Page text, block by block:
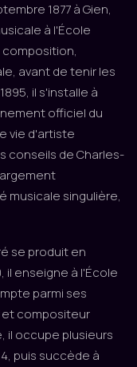
1877 à Gien,
à l'École
composition,
avant de tenir les
il s'installe à
officiel du
vie d'artiste
conseils de Charles-
musicale singulière,
se produit en
il enseigne à l'École
parmi ses
et compositeur
il occupe plusieurs
puis succède à